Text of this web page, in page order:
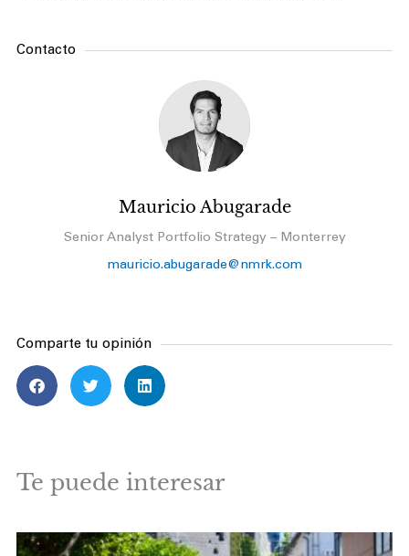
Contacto
Mauricio Abugarade
Senior Analyst Portfolio Strategy – Monterrey
mauricio.abugarade@nmrk.com
Comparte tu opinión
Te puede interesar